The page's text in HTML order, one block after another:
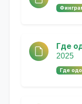
Где
2025
Где